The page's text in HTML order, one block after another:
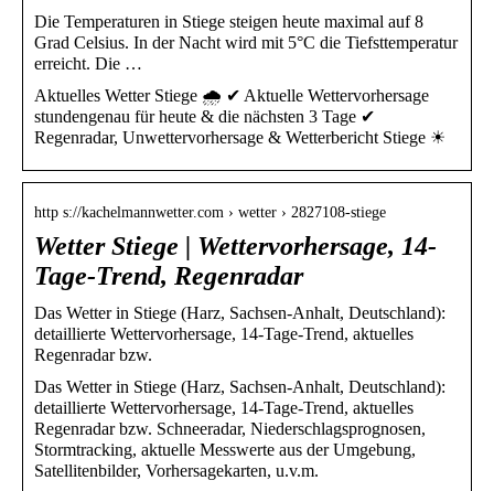
Die Temperaturen in Stiege steigen heute maximal auf 8
Grad Celsius. In der Nacht wird mit 5°C die Tiefsttemperatur
erreicht. Die …
Aktuelles Wetter Stiege 🌧️ ✔ Aktuelle Wettervorhersage
stundengenau für heute & die nächsten 3 Tage ✔
Regenradar, Unwettervorhersage & Wetterbericht Stiege ☀
http s://kachelmannwetter.com › wetter › 2827108-stiege
Wetter Stiege | Wettervorhersage, 14-
Tage-Trend, Regenradar
Das Wetter in Stiege (Harz, Sachsen-Anhalt, Deutschland):
detaillierte Wettervorhersage, 14-Tage-Trend, aktuelles
Regenradar bzw.
Das Wetter in Stiege (Harz, Sachsen-Anhalt, Deutschland):
detaillierte Wettervorhersage, 14-Tage-Trend, aktuelles
Regenradar bzw. Schneeradar, Niederschlagsprognosen,
Stormtracking, aktuelle Messwerte aus der Umgebung,
Satellitenbilder, Vorhersagekarten, u.v.m.